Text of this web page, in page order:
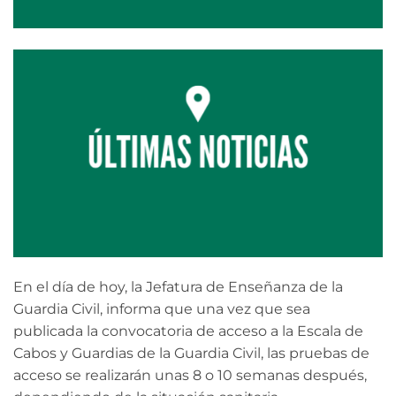
En el día de hoy, la Jefatura de Enseñanza de la
Guardia Civil, informa que una vez que sea
publicada la convocatoria de acceso a la Escala de
Cabos y Guardias de la Guardia Civil, las pruebas de
acceso se realizarán unas 8 o 10 semanas después,